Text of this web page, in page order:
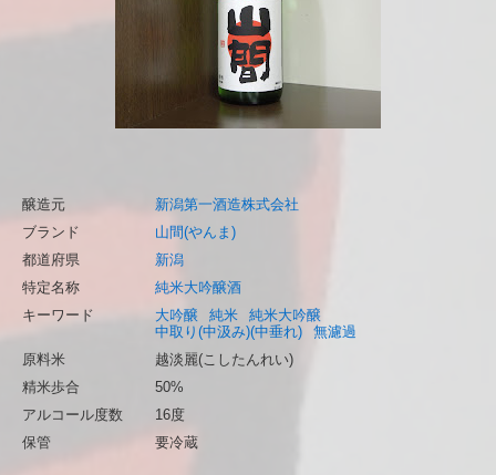
醸造元
新潟第一酒造株式会社
ブランド
山間(やんま)
都道府県
新潟
特定名称
純米大吟醸酒
キーワード
大吟醸 純米
純米大吟醸
中取り(中汲み)(中垂れ)
無濾過
原料米
越淡麗(こしたんれい)
精米歩合
50%
アルコール度数
16度
保管
要冷蔵